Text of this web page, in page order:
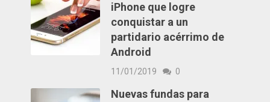
iPhone que logre
conquistar a un
partidario acérrimo de
Android
11/01/2019 0
Nuevas fundas para